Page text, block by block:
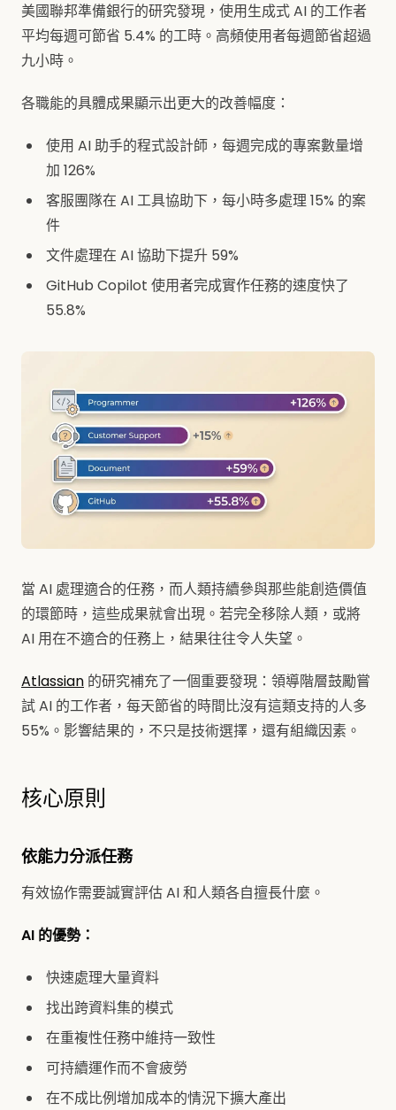
美國聯邦準備銀行的研究發現，使用生成式 AI 的工作者
平均每週可節省 5.4% 的工時。高頻使用者每週節省超過
九小時。
各職能的具體成果顯示出更大的改善幅度：
使用 AI 助手的程式設計師，每週完成的專案數量增
加 126%
客服團隊在 AI 工具協助下，每小時多處理 15% 的案
件
文件處理在 AI 協助下提升 59%
GitHub Copilot 使用者完成實作任務的速度快了
55.8%
當 AI 處理適合的任務，而人類持續參與那些能創造價值
的環節時，這些成果就會出現。若完全移除人類，或將
AI 用在不適合的任務上，結果往往令人失望。
Atlassian 的研究補充了一個重要發現：領導階層鼓勵嘗
試 AI 的工作者，每天節省的時間比沒有這類支持的人多
55%。影響結果的，不只是技術選擇，還有組織因素。
核心原則
依能力分派任務
有效協作需要誠實評估 AI 和人類各自擅長什麼。
AI 的優勢：
快速處理大量資料
找出跨資料集的模式
在重複性任務中維持一致性
可持續運作而不會疲勞
在不成比例增加成本的情況下擴大產出